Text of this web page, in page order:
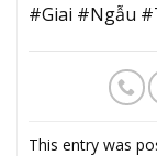
#Giai #Ngẫu
This entry was